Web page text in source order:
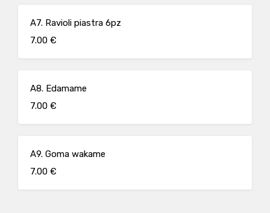
A7. Ravioli piastra 6pz
7.00 €
A8. Edamame
7.00 €
A9. Goma wakame
7.00 €